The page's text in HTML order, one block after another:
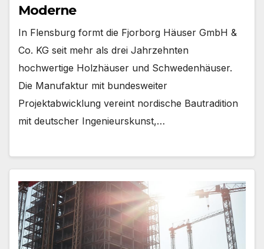
Moderne
In Flensburg formt die Fjorborg Häuser GmbH &
Co. KG seit mehr als drei Jahrzehnten
hochwertige Holzhäuser und Schwedenhäuser.
Die Manufaktur mit bundesweiter
Projektabwicklung vereint nordische Bautradition
mit deutscher Ingenieurskunst,…